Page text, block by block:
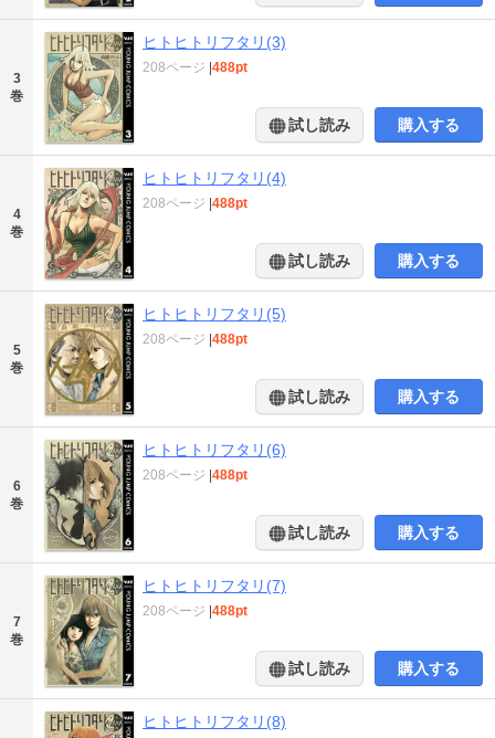
3
巻
ヒトヒトリフタリ(3)
208ページ 488pt
試し読み 購入する
4
巻
ヒトヒトリフタリ(4)
208ページ 488pt
試し読み 購入する
5
巻
ヒトヒトリフタリ(5)
208ページ 488pt
試し読み 購入する
6
巻
ヒトヒトリフタリ(6)
208ページ 488pt
試し読み 購入する
7
巻
ヒトヒトリフタリ(7)
208ページ 488pt
試し読み 購入する
ヒトヒトリフタリ(8)